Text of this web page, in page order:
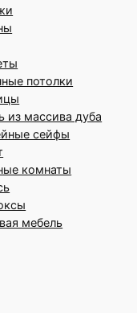
потолки
из массива дуба
сейфы
комнаты
мебель